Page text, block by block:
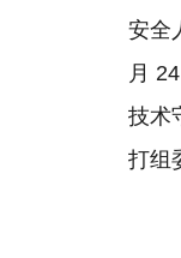
安全
月
技术
打组